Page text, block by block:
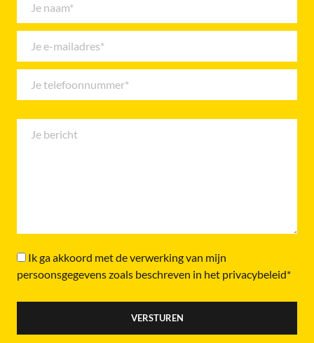
Ik ga akkoord met de verwerking van mijn
persoonsgegevens zoals beschreven in het privacybeleid*